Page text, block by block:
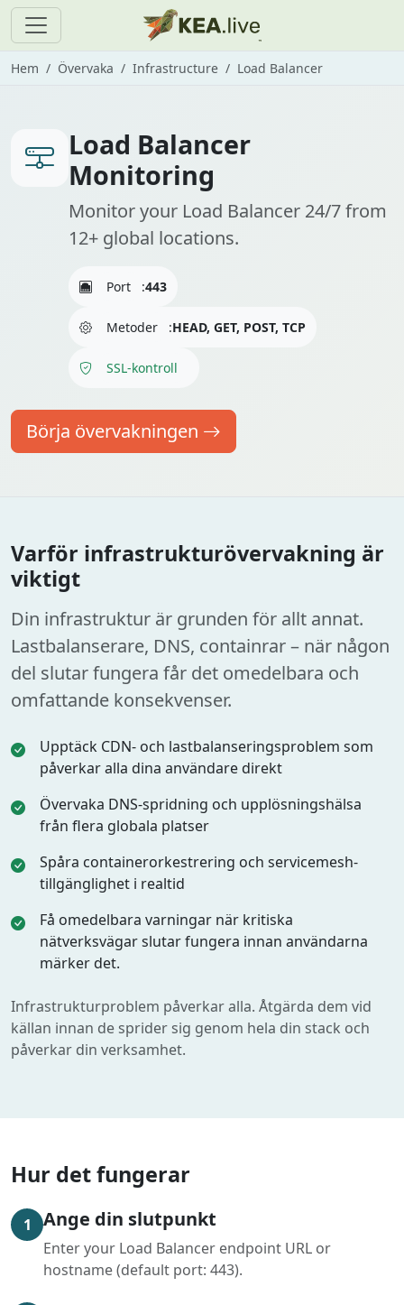
Hem Övervaka Infrastructure Load Balancer
Load Balancer
Monitoring
Monitor your Load Balancer 24/7 from
12+ global locations.
Port :443
Metoder :HEAD, GET, POST, TCP
SSL-kontroll
Börja övervakningen
Varför infrastrukturövervakning är
viktigt
Din infrastruktur är grunden för allt annat.
Lastbalanserare, DNS, containrar – när någon
del slutar fungera får det omedelbara och
omfattande konsekvenser.
Upptäck CDN- och lastbalanseringsproblem som
påverkar alla dina användare direkt
Övervaka DNS-spridning och upplösningshälsa
från flera globala platser
Spåra containerorkestrering och servicemesh-
tillgänglighet i realtid
Få omedelbara varningar när kritiska
nätverksvägar slutar fungera innan användarna
märker det.
Infrastrukturproblem påverkar alla. Åtgärda dem vid
källan innan de sprider sig genom hela din stack och
påverkar din verksamhet.
Hur det fungerar
1 Ange din slutpunkt
Enter your Load Balancer endpoint URL or
hostname (default port: 443).